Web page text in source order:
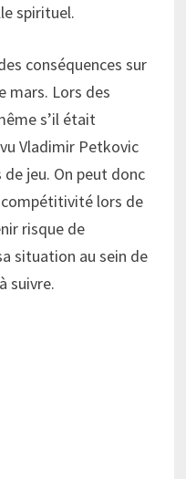
spirituel.
conséquences sur
mars. Lors des
s’il était
Vladimir Petkovic
jeu. On peut donc
lors de
risque de
situation au sein de
suivre.